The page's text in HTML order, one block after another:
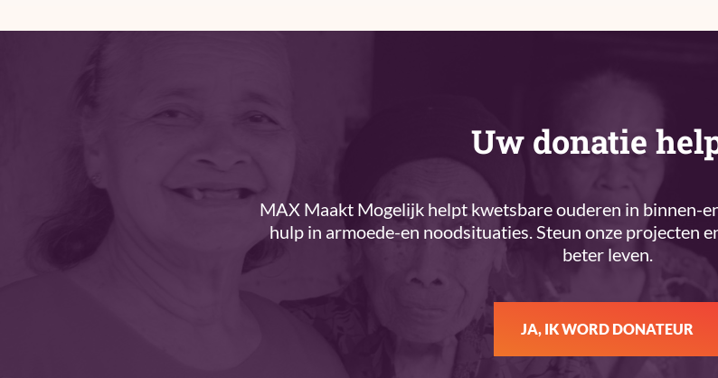
Uw donatie
MAX Maakt Mogelijk helpt kwetsbare ouderen in binnen-
hulp in armoede-en noodsituaties. Steun onze projecten
beter leven.
JA, IK WORD DONATEUR